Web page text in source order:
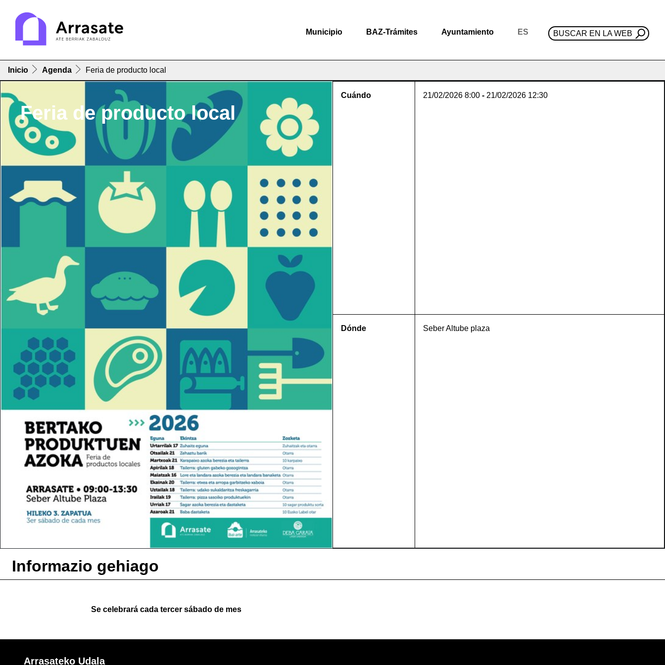
Municipio BAZ-Trámites Ayuntamiento ES BUSCAR EN LA WEB
Inicio Agenda Feria de producto local
Feria de producto local
Cuándo 21/02/2026 8:00 - 21/02/2026 12:30
Dónde Seber Altube plaza
Informazio gehiago
Se celebrará cada tercer sábado de mes
Arrasateko Udala